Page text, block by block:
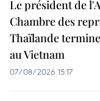
Le président de
Chambre des
Thaïlande
au Vietnam
07/08/2026 15:17